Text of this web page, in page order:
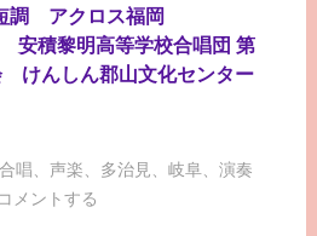
調 アクロス福岡
安積黎明高等学校合唱団 第
けんしん郡山文化センター
合唱 声楽 多治見 岐阜、 演奏
コメントする